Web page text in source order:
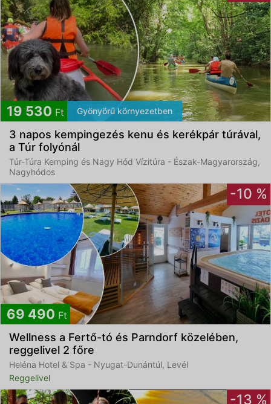
19 530 Ft Gyönyörű környezetben
3 napos kempingezés kenu és kerékpár túrával,
a Túr folyónál
Túr-Túra Kemping és Nagy Hód Vízitúra - Észak-Magyarország,
Nagyhódos
-10 %
69 490 Ft
Wellness a Fertő-tó és Parndorf közelében,
reggelivel 2 főre
Heléna Hotel & Spa - Nyugat-Dunántúl, Levél
Reggelivel
-13 %